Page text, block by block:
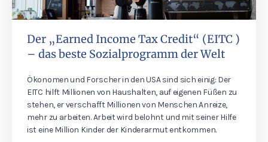
Der „Earned Income Tax Credit“ (EITC )
– das beste Sozialprogramm der Welt
Ökonomen und Forscher in den USA sind sich einig: Der
EITC hilft Millionen von Haushalten, auf eigenen Füßen zu
stehen, er verschafft Millionen von Menschen Anreize,
mehr zu arbeiten. Arbeit wird belohnt und mit seiner Hilfe
ist eine Million Kinder der Kinderarmut entkommen.